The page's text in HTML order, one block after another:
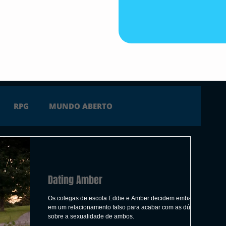
RPG MUNDO ABERTO
X ÚLTIMAS
Dating Amber
Os colegas de escola Eddie e Amber decidem embarcar
em um relacionamento falso para acabar com as dúvidas
sobre a sexualidade de ambos.